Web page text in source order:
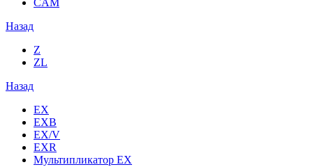
CAM
Назад
Z
ZL
Назад
EX
EXB
EX/V
EXR
Мультипликатор EX